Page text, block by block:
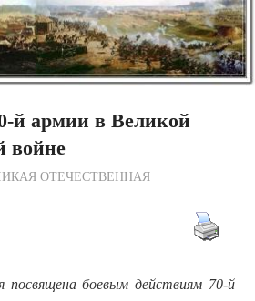
й армии в Великой
войне
по Редакции
ОТЕЧЕСТВЕННАЯ
посвящена боевым действиям 70-й